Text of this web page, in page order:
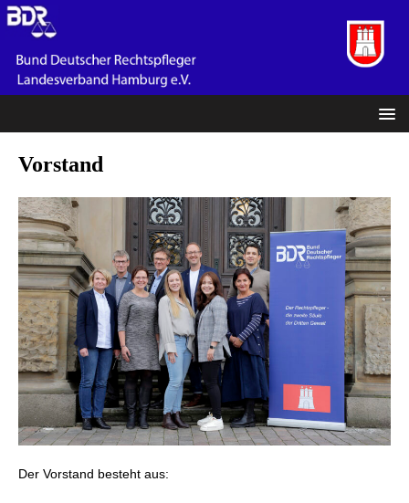
Vorstand
Der Vorstand besteht aus: